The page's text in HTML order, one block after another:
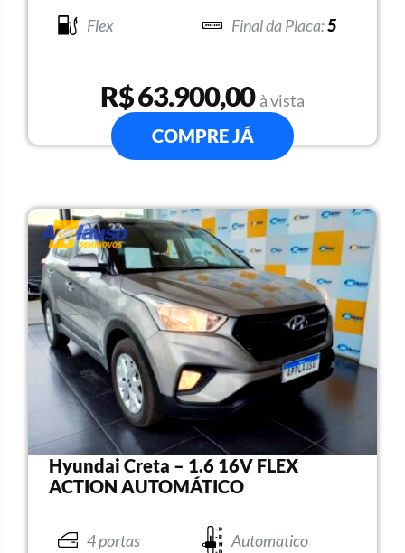
Flex
5
R$ 63.900,00 à vista
COMPRE JÁ
Hyundai Creta – 1.6 16V FLEX
ACTION AUTOMÁTICO
4 portas
Automatico